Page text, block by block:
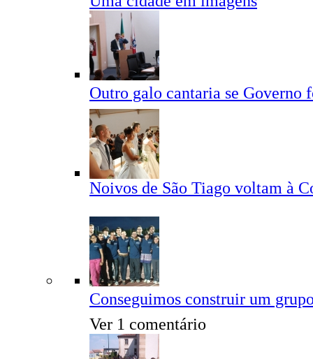
Outro galo cantaria se Governo
Noivos de São Tiago voltam à
Conseguimos construir um
Ver 1 comentário